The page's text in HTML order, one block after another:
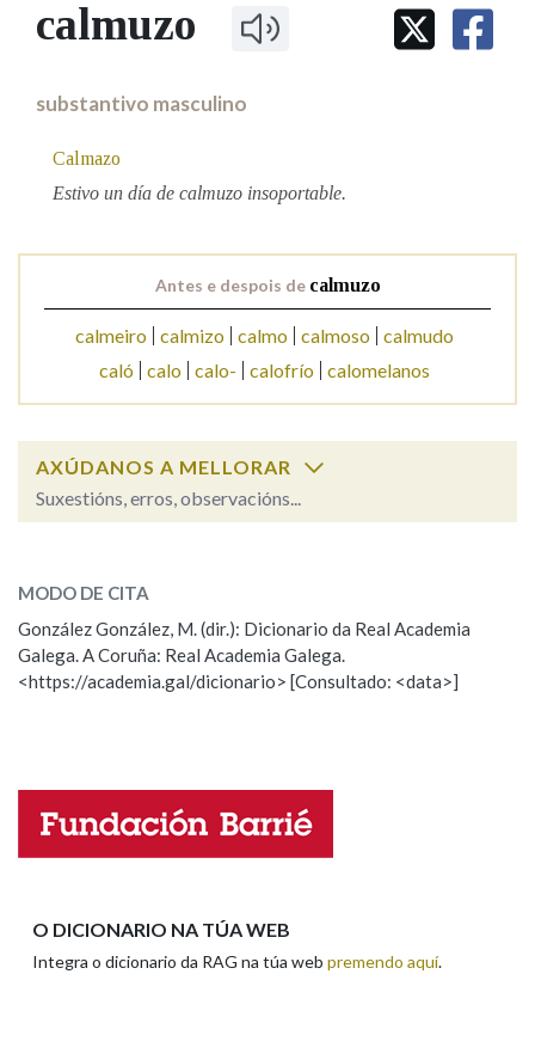
IDENTIDADE CORPORATIVA
MARCIAL DEL ADALID
FIGURAS HOMENAXEADAS
Facebook
TwitterYoutubeInstagram
Bluesky
BUSCAR NOS LEMAS
Remata por
Contén
BUSCAR NO CONTIDO
Nos exemplos
Na fraseoloxía
calmuzo
substantivo masculino
Calmazo
Estivo un día de calmuzo insoportable.
Antes e despois de calmuzo
calmeiro calmizo calmo calmoso calmudo
caló calo calo- calofrío calomelanos
AXÚDANOS A MELLORAR
Suxestións, erros, observacións...
ESCOLLE UNHA OPCIÓN:
Observación Hai un erro na palabra
Propoño mellorar a definición
Nome
MODO DE CITA
González González, M. (dir.): Dicionario da Real Academia
Galega. A Coruña: Real Academia Galega.
<https://academia.gal/dicionario> [Consultado: <data>]
O DICIONARIO NA TÚA WEB
Integra o dicionario da RAG na túa web premendo aquí.